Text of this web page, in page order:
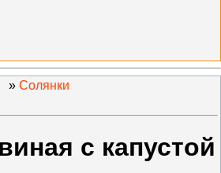
» Солянки
с капустой